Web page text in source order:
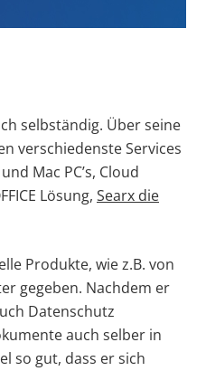
selbständig. Über seine
verschiedenste Services
Mac PC’s, Cloud
Lösung, Searx die
Produkte, wie z.B. von
gegeben. Nachdem er
Datenschutz
auch selber in
so gut, dass er sich